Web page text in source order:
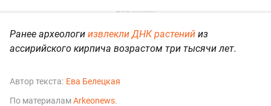
Ранее археологи извлекли ДНК растений из
ассирийского кирпича возрастом три тысячи лет.
Автор текста: Ева Белецкая
По материаламArkeonews.